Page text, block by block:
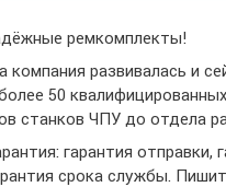
ремкомплекты!
компания развивалась и
50
станков ЧПУ до отдела
гарантия отправки,
срока службы.